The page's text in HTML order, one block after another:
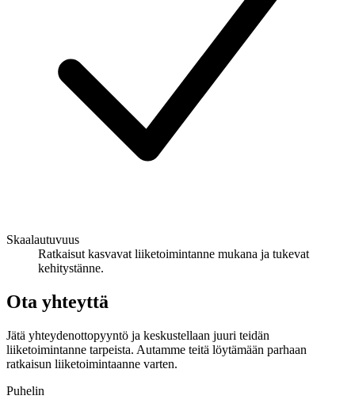
Skaalautuvuus
Ratkaisut kasvavat liiketoimintanne mukana ja tukevat
kehitystänne.
Ota yhteyttä
Jätä yhteydenottopyyntö ja keskustellaan juuri teidän
liiketoimintanne tarpeista. Autamme teitä löytämään parhaan
ratkaisun liiketoimintaanne varten.
Puhelin